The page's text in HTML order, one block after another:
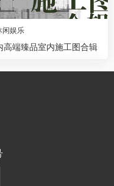
闲娱乐
高端臻品室内施工图合辑